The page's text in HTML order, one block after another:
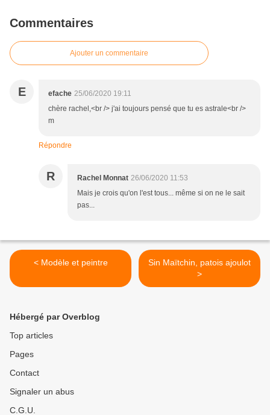
Commentaires
Ajouter un commentaire
E efache 25/06/2020 19:11
chère rachel,<br /> j'ai toujours pensé que tu es astrale<br />
m
Répondre
R Rachel Monnat 26/06/2020 11:53
Mais je crois qu'on l'est tous... même si on ne le sait
pas...
< Modèle et peintre
Sin Maïtchin, patois ajoulot
>
Hébergé par Overblog
Top articles
Pages
Contact
Signaler un abus
C.G.U.